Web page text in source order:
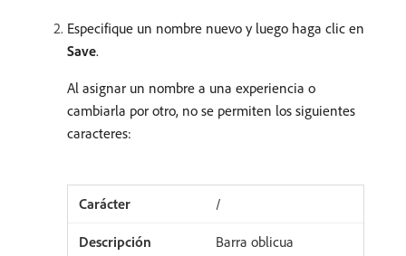
Especifique un nombre nuevo y luego haga clic en
Save.
Al asignar un nombre a una experiencia o
cambiarla por otro, no se permiten los siguientes
caracteres:
/
Barra oblicua